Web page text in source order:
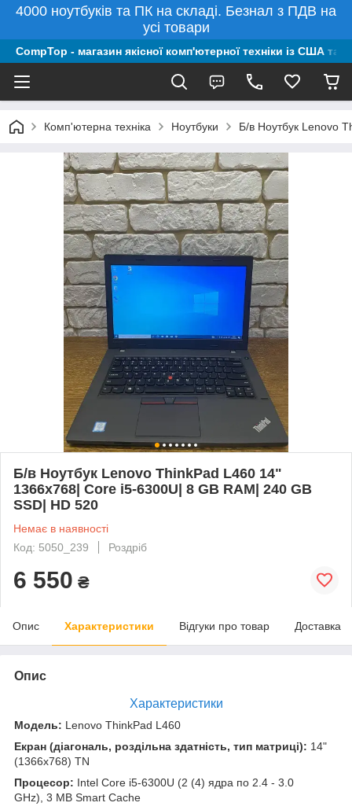
4000 ноутбуків та ПК на складі. Безнал з ПДВ на
усі товари
CompTop - магазин якісної комп'ютерної техніки із США та
Комп'ютерна техніка Ноутбуки Б/в Ноутбук Lenovo
Б/в Ноутбук Lenovo ThinkPad L460 14"
1366x768| Core i5-6300U| 8 GB RAM| 240 GB
SSD| HD 520
Немає в наявності
Код: 5050_239
Роздріб
6 550 ₴
Опис Характеристики Відгуки про товар Доставка
Опис
Характеристики
Модель: Lenovo ThinkPad L460
Екран (діагональ, роздільна здатність, тип матриці): 14"
(1366x768) TN
Процесор: Intel Core i5-6300U (2 (4) ядра по 2.4 - 3.0
GHz), 3 MB Smart Cache